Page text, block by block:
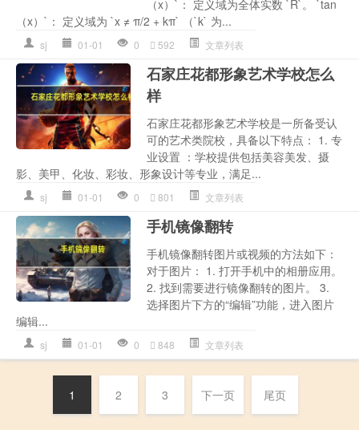
（x）`： 定义域为全体实数 `R`。 `tan
（x）`： 定义域为 `x ≠ π/2 + kπ` （`k` 为...
sj 01-01 0 592 文章列表
石家庄花都形象艺术学校怎么
样
石家庄花都形象艺术学校是一所备受认
可的艺术类院校，具备以下特点： 1. 专
业设置 ：学校提供包括美容美发、摄
影、美甲、化妆、彩妆、形象设计等专业，满足...
sj 01-01 0 801 文章列表
手机镜像翻转
手机镜像翻转图片或视频的方法如下：
对于图片： 1. 打开手机中的相册应用。
2. 找到需要进行镜像翻转的图片。 3.
选择图片下方的“编辑”功能，进入图片
编辑...
sj 01-01 0 848 文章列表
1 2 3 下一页 尾页